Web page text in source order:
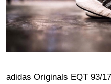
adidas Originals EQT 93/